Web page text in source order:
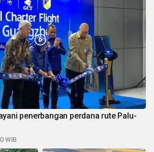
penerbangan perdana rute Palu-
WIB